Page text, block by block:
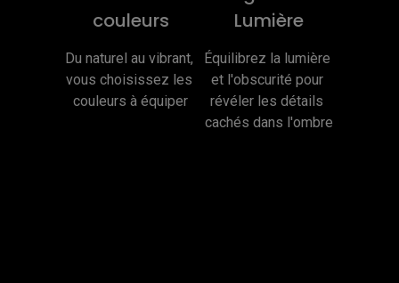
couleurs
Du naturel au vibrant,
vous choisissez les
couleurs à équiper
Lumière
Équilibrez la lumière
et l'obscurité pour
révéler les détails
cachés dans l'ombre